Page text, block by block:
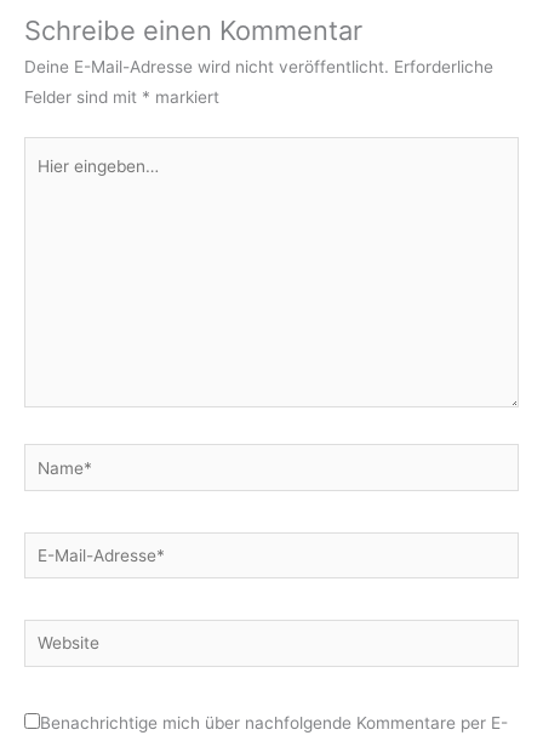
Schreibe einen Kommentar
Deine E-Mail-Adresse wird nicht veröffentlicht. Erforderliche
Felder sind mit * markiert
eingeben…
Name*
E-
Mail-
Website
Benachrichtige mich über nachfolgende Kommentare per E-